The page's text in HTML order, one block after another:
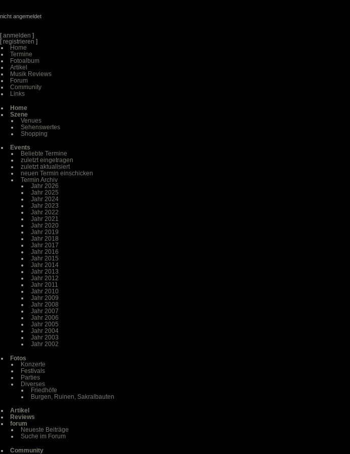
nicht angemeldet
[anmelden ]
[registrieren ]
Home
Termine
Fotoalbum
Artikel
Musik Reviews
Forum
Community
Links
Home
Szene
Venues
Sehenswertes
Shopping
Events
Beliebte Termine
zuletzt eingetragen
zuletzt aktualisiert
neuen Termin einschicken
Termin Archiv
Jahr 2026
Jahr 2025
Jahr 2024
Jahr 2023
Jahr 2022
Jahr 2021
Jahr 2020
Jahr 2019
Jahr 2018
Jahr 2017
Jahr 2016
Jahr 2015
Jahr 2014
Jahr 2013
Jahr 2012
Jahr 2011
Jahr 2010
Jahr 2009
Jahr 2008
Jahr 2007
Jahr 2006
Jahr 2005
Jahr 2004
Jahr 2003
Jahr 2002
Fotos
Konzerte
Festivals
Parties
Diverses
Friedhöfe
Burgen, Ruinen, Sakralbauten
Artikel
Reviews
forum
Neueste Beiträge
Suche im Forum
Community